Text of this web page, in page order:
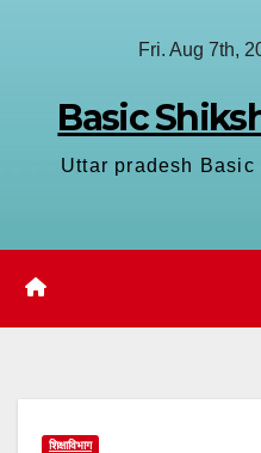
Fri. Aug 7th,
Basic
Uttar pradesh
शिक्षाविभाग